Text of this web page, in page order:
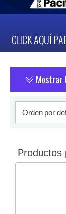
CLICK AQUÍ
Mostrar
Productos